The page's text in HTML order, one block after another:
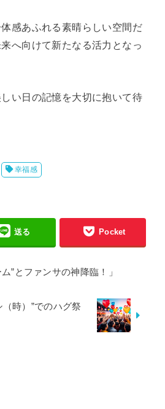
感あふれる素晴らしい空間だ
へ向けて新たなる活力となっ
い日の記憶を大切に抱いて待
幸福感
送る Pocket
”とファンサの神降臨！」
時）”でのハグ祭